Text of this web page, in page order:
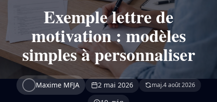
Exemple lettre de
motivation : modèles
simples à personnaliser
Maxime MFJA 2 mai 2026 maj.4 août 2026